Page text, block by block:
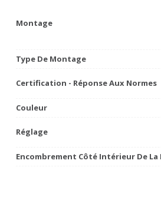
Montage
Type De Montage
Certification - Réponse Aux Normes
Couleur
Réglage
Encombrement Côté Intérieur De La